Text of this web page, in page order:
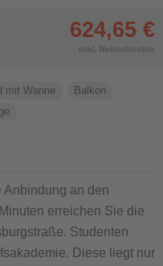
624,65 €
inkl. Nebenkosten
mit Wanne
Balkon
Anbindung an den
erreichen Sie die
Studenten
Diese liegt nur